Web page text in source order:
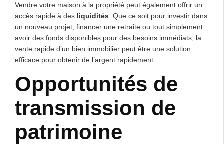
Vendre votre maison à la propriété peut également offrir un
accès rapide à des liquidités . Que ce soit pour investir dans
un nouveau projet, financer une retraite ou tout simplement
avoir des fonds disponibles pour des besoins immédiats, la
vente rapide d’un bien immobilier peut être une solution
efficace pour obtenir de l’argent rapidement.
Opportunités de
transmission de
patrimoine